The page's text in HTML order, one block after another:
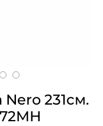
231см.